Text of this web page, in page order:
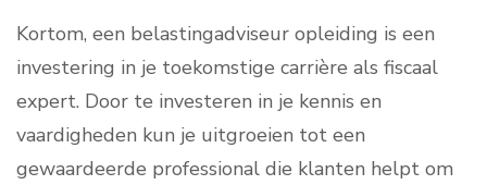
Kortom, een belastingadviseur opleiding is een
investering in je toekomstige carrière als fiscaal
expert. Door te investeren in je kennis en
vaardigheden kun je uitgroeien tot een
gewaardeerde professional die klanten helpt om